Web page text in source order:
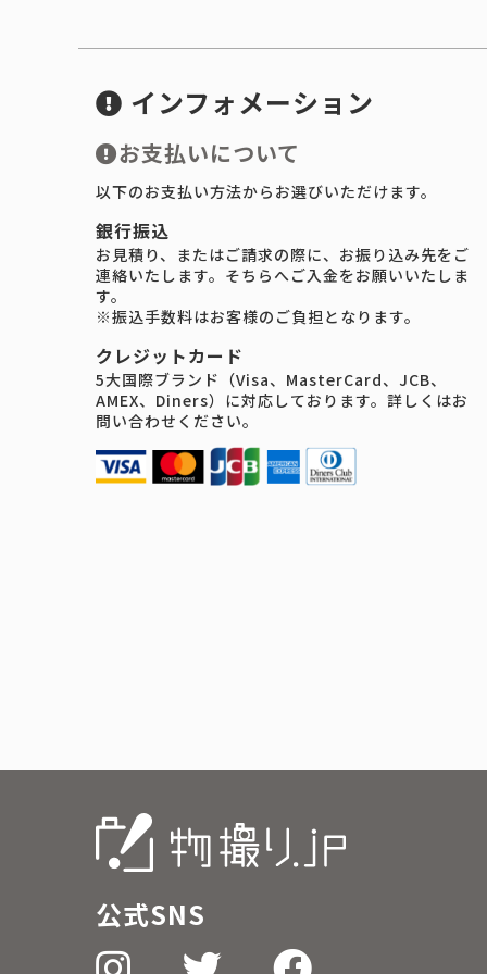
インフォメーション
お支払いについて
以下のお支払い方法からお選びいただけます。
銀行振込
お見積り、またはご請求の際に、お振り込み先をご
連絡いたします。そちらへご入金をお願いいたしま
す。
※振込手数料はお客様のご負担となります。
クレジットカード
5大国際ブランド（Visa、MasterCard、JCB、
AMEX、Diners）に対応しております。詳しくはお
問い合わせください。
公式SNS